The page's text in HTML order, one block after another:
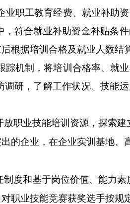
业职工教育经费、就业补助
符合就业补助资金补贴条
根据培训合格及就业人数结
踪机制，将培训合格率、就
调研，了解工作状况、技能
职业技能培训资源，探索
的企业，在企业实训基地、
度和基于岗位价值、能力
职业技能竞赛获奖选手按规